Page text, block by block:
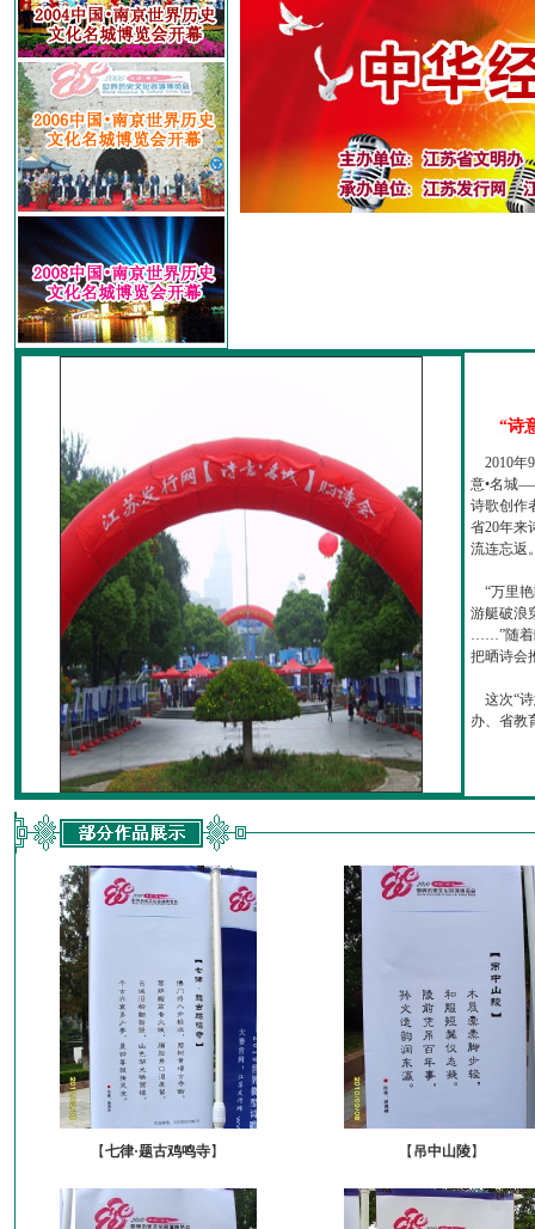
“诗
2010年
意•名城
诗歌创作
省20年来
流连忘返
“万里艳
游艇破浪
……”随着
把晒诗会
这次“诗
办、省教
【七律·题古鸡鸣寺】 【 吊中山陵】